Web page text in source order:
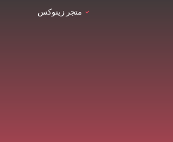
متجر زينوكس